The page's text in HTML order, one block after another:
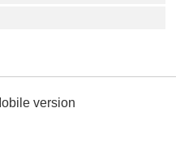
version